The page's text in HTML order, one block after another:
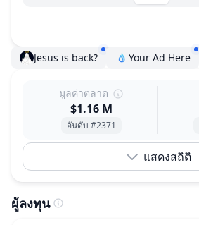
Jesus is back? Your Ad Here
มูลค่าตลาด
$1.16 M
อันดับ #2371
แสดงสถิติ
ผู้ลงทุน